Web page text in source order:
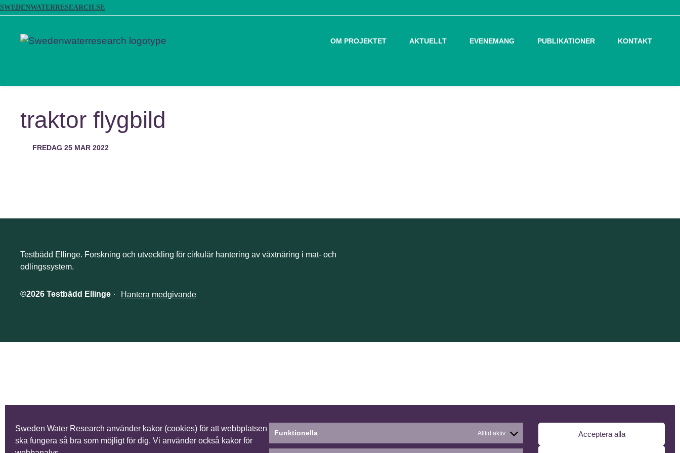
Sweden Water Research använder kakor (cookies) för att webbplatsen
ska fungera så bra som möjligt för dig. Vi använder också kakor för
Funktionella Alltid aktiv Acceptera alla
SWEDENWATERRESEARCH.SE
OM PROJEKTET AKTUELLT EVENEMANG PUBLIKATIONER KONTAKT
traktor flygbild
FREDAG 25 MAR 2022
Testbädd Ellinge. Forskning och utveckling för cirkulär hantering av växtnäring i mat- och
odlingssystem.
©2026 Testbädd Ellinge ∙ Hantera medgivande